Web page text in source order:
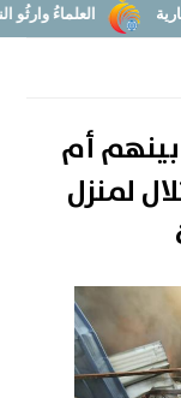
العلماءُ وارثُو
بينهم أم
لمنزل